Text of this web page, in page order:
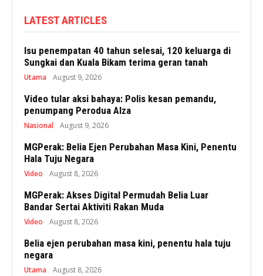
LATEST ARTICLES
Isu penempatan 40 tahun selesai, 120 keluarga di
Sungkai dan Kuala Bikam terima geran tanah
Utama August 9, 2026
Video tular aksi bahaya: Polis kesan pemandu,
penumpang Perodua Alza
Nasional August 9, 2026
MGPerak: Belia Ejen Perubahan Masa Kini, Penentu
Hala Tuju Negara
Video August 8, 2026
MGPerak: Akses Digital Permudah Belia Luar
Bandar Sertai Aktiviti Rakan Muda
Video August 8, 2026
Belia ejen perubahan masa kini, penentu hala tuju
negara
Utama August 8, 2026